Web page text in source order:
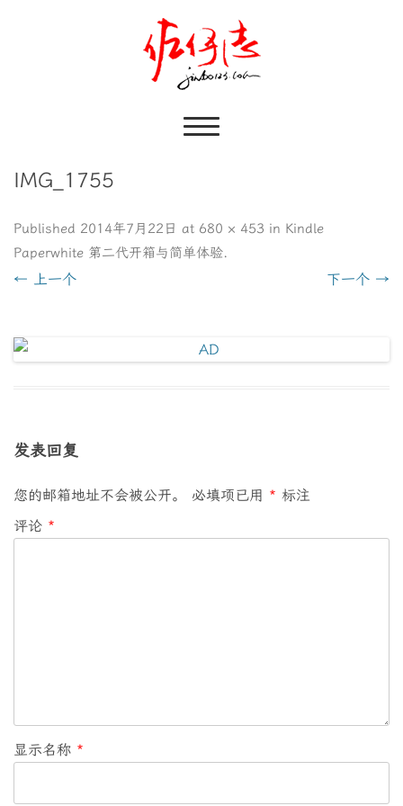
IMG_1755
Published 2014年7月22日 at 680 × 453 in Kindle
Paperwhite 第二代开箱与简单体验.
← 上一个 下一个 →
发表回复
您的邮箱地址不会被公开。 必填项已用 * 标注
评论 *
显示名称 *